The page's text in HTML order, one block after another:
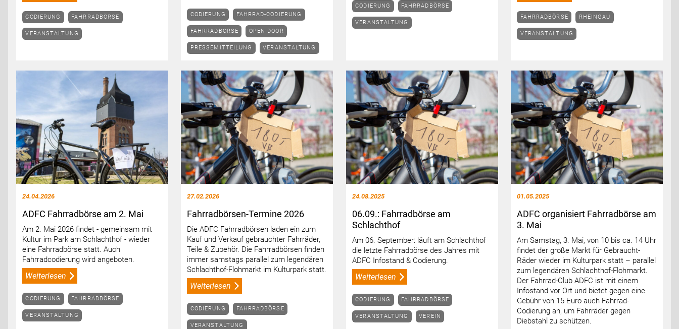
CODIERUNG FAHRRADBÖRSE
VERANSTALTUNG
CODIERUNG FAHRRAD-CODIERUNG
FAHRRADBÖRSE OPEN DOOR
PRESSEMITTEILUNG VERANSTALTUNG
CODIERUNG FAHRRADBÖRSE
VERANSTALTUNG
FAHRRADBÖRSE RHEINGAU
VERANSTALTUNG
24.04.2026
ADFC Fahrradbörse am 2. Mai
Am 2. Mai 2026 findet - gemeinsam mit
Kultur im Park am Schlachthof - wieder
eine Fahrradbörse statt. Auch
Fahrradcodierung wird angeboten.
Weiterlesen
CODIERUNG FAHRRADBÖRSE
VERANSTALTUNG
27.02.2026
Fahrradbörsen-Termine 2026
Die ADFC Fahrradbörsen laden ein zum
Kauf und Verkauf gebrauchter Fahrräder,
Teile & Zubehör. Die Fahrradbörsen finden
immer samstags parallel zum legendären
Schlachthof-Flohmarkt im Kulturpark statt.
Weiterlesen
CODIERUNG FAHRRADBÖRSE
VERANSTALTUNG
24.08.2025
06.09.: Fahrradbörse am
Schlachthof
Am 06. September: läuft am Schlachthof
die letzte Fahrradbörse des Jahres mit
ADFC Infostand & Codierung.
Weiterlesen
CODIERUNG FAHRRADBÖRSE
VERANSTALTUNG VEREIN
01.05.2025
ADFC organisiert Fahrradbörse am
3. Mai
Am Samstag, 3. Mai, von 10 bis ca. 14 Uhr
findet der große Markt für Gebraucht-
Räder wieder im Kulturpark statt – parallel
zum legendären Schlachthof-Flohmarkt.
Der Fahrrad-Club ADFC ist mit einem
Infostand vor Ort und bietet gegen eine
Gebühr von 15 Euro auch Fahrrad-
Codierung an, um Fahrräder gegen
Diebstahl zu schützen.